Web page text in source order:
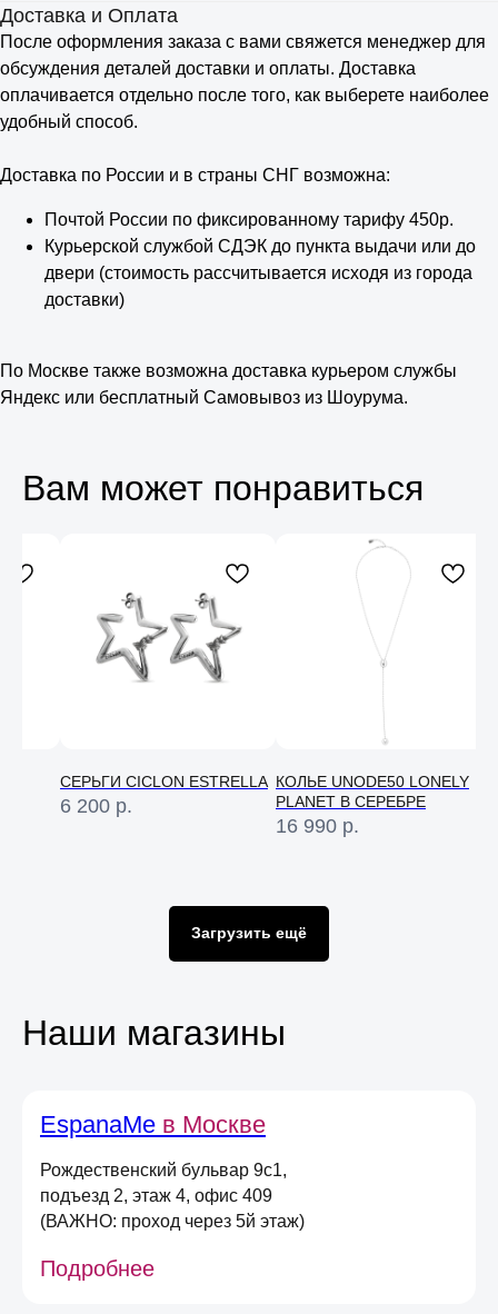
Доставка и Оплата
После оформления заказа с вами свяжется менеджер для
обсуждения деталей доставки и оплаты. Доставка
оплачивается отдельно после того, как выберете наиболее
удобный способ.
Доставка по России и в страны СНГ возможна:
Почтой России по фиксированному тарифу 450р.
Курьерской службой СДЭК до пункта выдачи или до
двери (стоимость рассчитывается исходя из города
доставки)
По Москве также возможна доставка курьером службы
Яндекс или бесплатный Самовывоз из Шоурума.
Вам может понравиться
СЕРЬГИ CICLON ESTRELLA
6 200 р.
КОЛЬЕ UNODE50 LONELY
PLANET В СЕРЕБРЕ
16 990 р.
Загрузить ещё
Наши магазины
EspanaMe в Москве
Рождественский бульвар 9с1,
подъезд 2, этаж 4, офис 409
(ВАЖНО: проход через 5й этаж)
Подробнее
скидку 5%
на первый онлайн заказ*
долями или сертификатом
Даю
согласие на получение
Я согласен на обработкуперсональных
сУсловиями договора оферты
Отправить
Консультация